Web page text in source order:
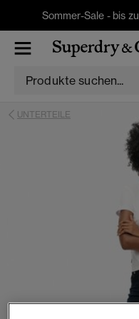
Sommer-Sale - bis
UNTERTEILE